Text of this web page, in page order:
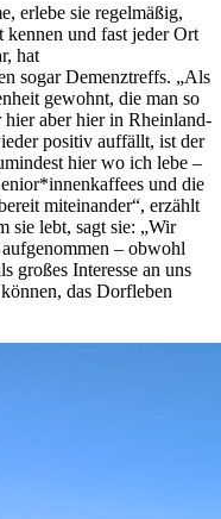
erlebe sie regelmäßig,
und fast jeder Ort
hat
sogar Demenztreffs. „Als
gewohnt, die man so
aber hier in Rheinland-
positiv auffällt, ist der
hier wo ich lebe –
und die
miteinander“, erzählt
sie lebt, sagt sie: „Wir
– obwohl
großes Interesse an uns
das Dorfleben